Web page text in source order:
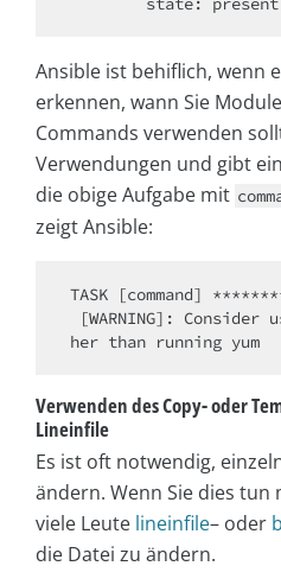
Ansible ist behiflich, wenn
erkennen, wann Sie
Commands verwenden
Verwendungen und gibt
die obige Aufgabe mit
zeigt Ansible:
TASK [command]
Verwenden des Copy- oder
Lineinfile
Es ist oft notwendig,
ändern. Wenn Sie dies tun
viele Leute lineinfile– oder
die Datei zu ändern.